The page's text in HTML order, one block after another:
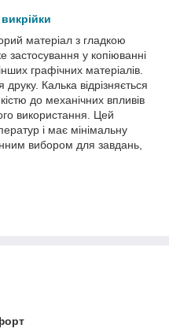
матеріал з гладкою
у копіюванні
графічних матеріалів.
Калька відрізняється
до механічних впливів
використання. Цей
і має мінімальну
вибором для завдань,